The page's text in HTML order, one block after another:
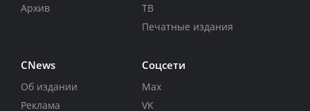
Архив
ТВ
Печатные издания
CNews
Об издании
Реклама
Соцсети
Max
VK